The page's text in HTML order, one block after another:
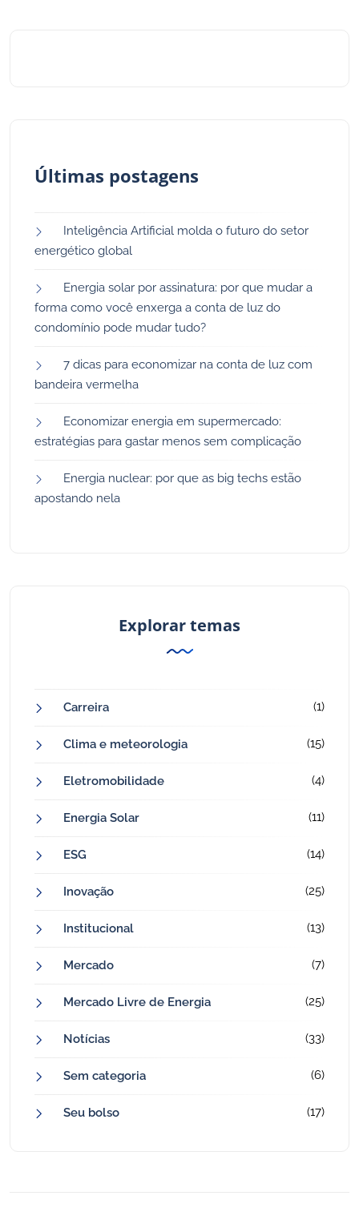
Últimas postagens
Inteligência Artificial molda o futuro do setor
energético global
Energia solar por assinatura: por que mudar a
forma como você enxerga a conta de luz do
condomínio pode mudar tudo?
7 dicas para economizar na conta de luz com
bandeira vermelha
Economizar energia em supermercado:
estratégias para gastar menos sem complicação
Energia nuclear: por que as big techs estão
apostando nela
Explorar temas
Carreira (1)
Clima e meteorologia (15)
Eletromobilidade (4)
Energia Solar (11)
ESG (14)
Inovação (25)
Institucional (13)
Mercado (7)
Mercado Livre de Energia (25)
Notícias (33)
Sem categoria (6)
Seu bolso (17)